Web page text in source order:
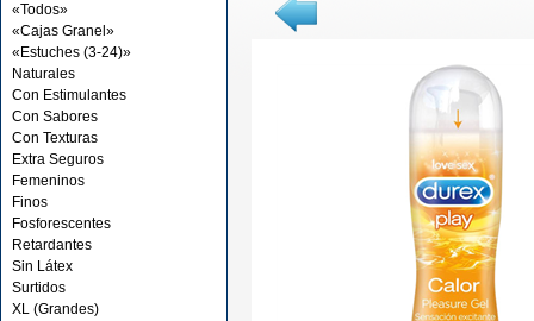
«Todos»
«Cajas Granel»
«Estuches (3-24)»
Naturales
Con Estimulantes
Con Sabores
Con Texturas
Extra Seguros
Femeninos
Finos
Fosforescentes
Retardantes
Sin Látex
Surtidos
XL (Grandes)